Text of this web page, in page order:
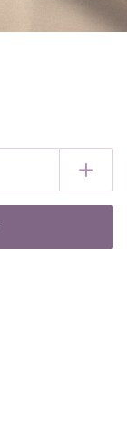
+